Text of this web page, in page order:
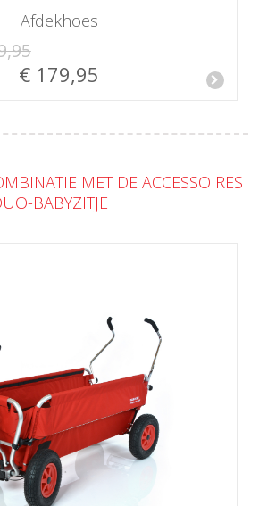
Afdekhoes
€ 179,95
MET DE ACCESSOIRES
BABYZITJE